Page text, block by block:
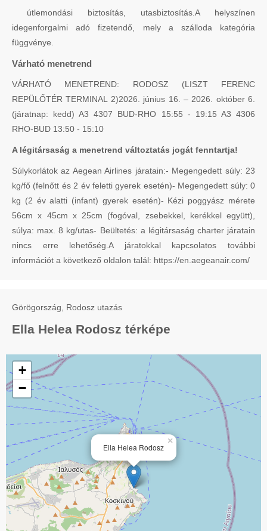
útlemondási biztosítás, utasbiztosítás.A helyszínen
idegenforgalmi adó fizetendő, mely a szálloda kategória
függvénye.
Várható menetrend
VÁRHATÓ MENETREND: RODOSZ (LISZT FERENC
REPÜLŐTÉR TERMINAL 2)2026. június 16. – 2026. október 6.
(járatnap: kedd) A3 4307 BUD-RHO 15:55 - 19:15 A3 4306
RHO-BUD 13:50 - 15:10
A légitársaság a menetrend változtatás jogát fenntartja!
Súlykorlátok az Aegean Airlines járatain:- Megengedett súly: 23
kg/fő (felnőtt és 2 év feletti gyerek esetén)- Megengedett súly: 0
kg (2 év alatti (infant) gyerek esetén)- Kézi poggyász mérete
56cm x 45cm x 25cm (fogóval, zsebekkel, kerékkel együtt),
súlya: max. 8 kg/utas- Beültetés: a légitársaság charter járatain
nincs erre lehetőség.A járatokkal kapcsolatos további
információt a következő oldalon talál: https://en.aegeanair.com/
Görögország, Rodosz utazás
Ella Helea Rodosz térképe
Ella Helea Rodosz
×
+
−